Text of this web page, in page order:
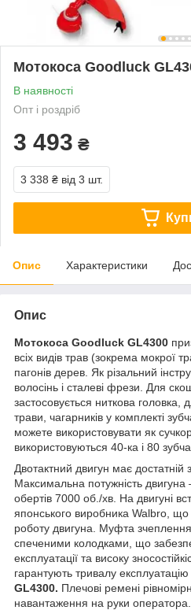
Мотокоса Goodluck
В наявності
Опт і роздріб
3 493 ₴
3 338 ₴ від 3 шт.
Опис Характеристики
Опис
Мотокоса Goodluck GL4300​
всіх видів трав (зокрема мокрої
пагонів дерев. Як різальний
волосінь і сталеві фрези. Для
застосовується ниткова головка,
трави, чагарників у комплекті
можете використовувати як
використовуються 40-ка і 80
Двотактний двигун має достатній
Максимальна потужність
обертів 7000 об./хв. На двигуні
японського виробника Walbro, що
роботу двигуна. Муфта
спеченими колодками, що
експлуатації та високу
гарантують тривалу
GL4300. Плечові ремені
навантаження на руки